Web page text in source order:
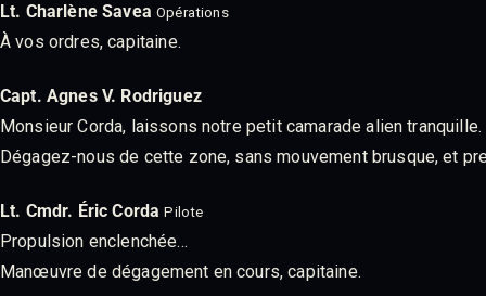
Lt. Charlène Savea Opérations
À vos ordres, capitaine.
Capt. Agnes V. Rodriguez
Monsieur Corda, laissons notre petit camarade alien tranquille.
Dégagez-nous de cette zone, sans mouvement brusque, et
Lt. Cmdr. Éric Corda Pilote
Propulsion enclenchée…
Manœuvre de dégagement en cours, capitaine.